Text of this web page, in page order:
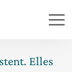
Elles